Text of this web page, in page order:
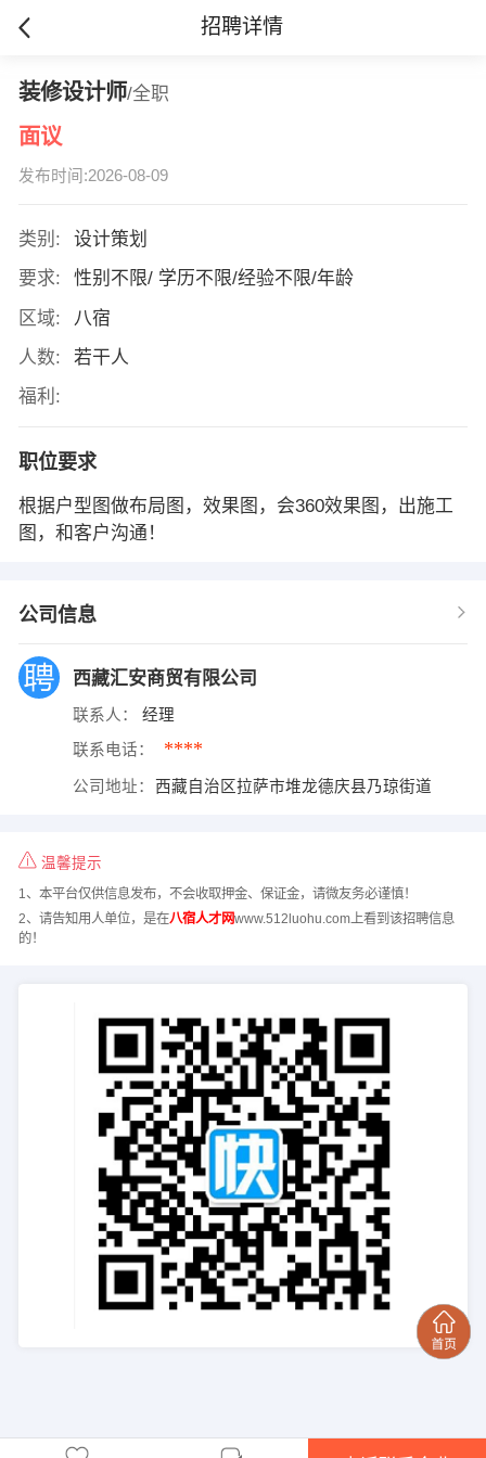
招聘详情
装修设计师/全职
面议
发布时间:2026-08-09
类别:
设计策划
要求:
性别不限/ 学历不限/经验不限/年龄
区域:
八宿
人数:
若干人
福利:
职位要求
根据户型图做布局图，效果图，会360效果图，出施工
图，和客户沟通！
公司信息
西藏汇安商贸有限公司
联系人： 经理
联系电话： ****
公司地址： 西藏自治区拉萨市堆龙德庆县乃琼街道
温馨提示
1、本平台仅供信息发布，不会收取押金、保证金，请微友务必谨慎！
2、请告知用人单位，是在八宿人才网www.512luohu.com上看到该招聘信息
的！